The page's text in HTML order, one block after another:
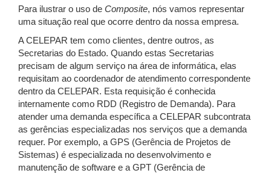
Para ilustrar o uso de Composite, nós vamos representar
uma situação real que ocorre dentro da nossa empresa.
A CELEPAR tem como clientes, dentre outros, as
Secretarias do Estado. Quando estas Secretarias
precisam de algum serviço na área de informática, elas
requisitam ao coordenador de atendimento correspondente
dentro da CELEPAR. Esta requisição é conhecida
internamente como RDD (Registro de Demanda). Para
atender uma demanda específica a CELEPAR subcontrata
as gerências especializadas nos serviços que a demanda
requer. Por exemplo, a GPS (Gerência de Projetos de
Sistemas) é especializada no desenvolvimento e
manutenção de software e a GPT (Gerência de